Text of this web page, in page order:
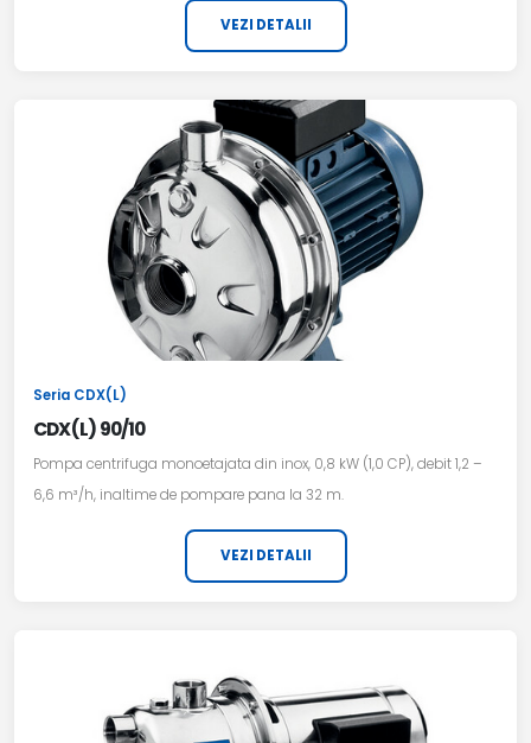
VEZI DETALII
Seria CDX(L)
CDX(L) 90/10
Pompa centrifuga monoetajata din inox, 0,8 kW (1,0 CP), debit 1,2 –
6,6 m³/h, inaltime de pompare pana la 32 m.
VEZI DETALII